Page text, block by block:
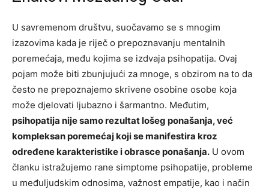
U savremenom društvu, suočavamo se s mnogim
izazovima kada je riječ o prepoznavanju mentalnih
poremećaja, među kojima se izdvaja psihopatija. Ovaj
pojam može biti zbunjujući za mnoge, s obzirom na to da
često ne prepoznajemo skrivene osobine osobe koja
može djelovati ljubazno i šarmantno. Međutim,
psihopatija nije samo rezultat lošeg ponašanja, već
kompleksan poremećaj koji se manifestira kroz
određene karakteristike i obrasce ponašanja. U ovom
članku istražujemo rane simptome psihopatije, probleme
u međuljudskim odnosima, važnost empatije, kao i način